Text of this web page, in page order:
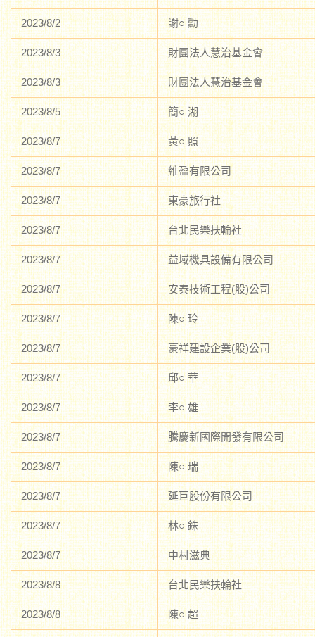
2023/8/2 謝○ 勳
2023/8/3 財團法人慧治基金會
2023/8/3 財團法人慧治基金會
2023/8/5 簡○ 湖
2023/8/7 黃○ 照
2023/8/7 維盈有限公司
2023/8/7 東豪旅行社
2023/8/7 台北民樂扶輪社
2023/8/7 益域機具設備有限公司
2023/8/7 安泰技術工程(股)公司
2023/8/7 陳○ 玲
2023/8/7 豪祥建設企業(股)公司
2023/8/7 邱○ 華
2023/8/7 李○ 雄
2023/8/7 騰慶新國際開發有限公司
2023/8/7 陳○ 瑞
2023/8/7 延巨股份有限公司
2023/8/7 林○ 銖
2023/8/7 中村滋典
2023/8/8 台北民樂扶輪社
2023/8/8 陳○ 超